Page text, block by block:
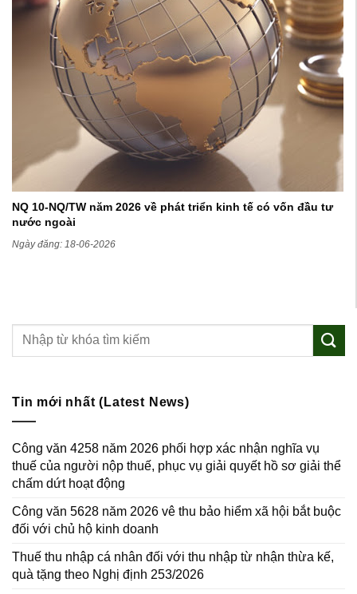
NQ 10-NQ/TW năm 2026 về phát triển kinh tế có vốn đầu tư
nước ngoài
Ngày đăng: 18-06-2026
Tin mới nhất (Latest News)
Công văn 4258 năm 2026 phối hợp xác nhận nghĩa vụ
thuế của người nộp thuế, phục vụ giải quyết hồ sơ giải thể
chấm dứt hoạt động
Công văn 5628 năm 2026 vê thu bảo hiểm xã hội bắt buộc
đối với chủ hộ kinh doanh
Thuế thu nhập cá nhân đối với thu nhập từ nhận thừa kế,
quà tặng theo Nghị định 253/2026